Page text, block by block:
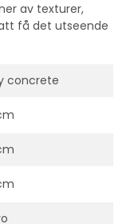
av texturer,
få det utseende
concrete